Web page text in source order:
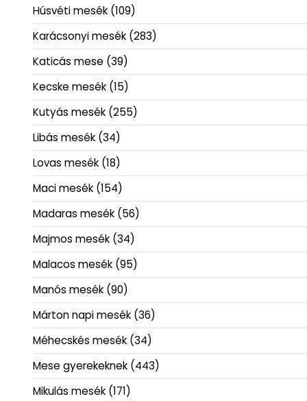
Húsvéti mesék (109)
Karácsonyi mesék (283)
Katicás mese (39)
Kecske mesék (15)
Kutyás mesék (255)
Libás mesék (34)
Lovas mesék (18)
Maci mesék (154)
Madaras mesék (56)
Majmos mesék (34)
Malacos mesék (95)
Manós mesék (90)
Márton napi mesék (36)
Méhecskés mesék (34)
Mese gyerekeknek (443)
Mikulás mesék (171)